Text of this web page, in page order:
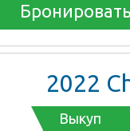
2022
Выкуп